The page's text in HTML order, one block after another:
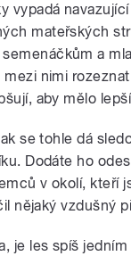
vypadá
mateřských
a
mezi nimi
aby mělo
se tohle dá
Dodáte ho
v okolí, kteří
nějaký vzdušný
je les spíš jedním